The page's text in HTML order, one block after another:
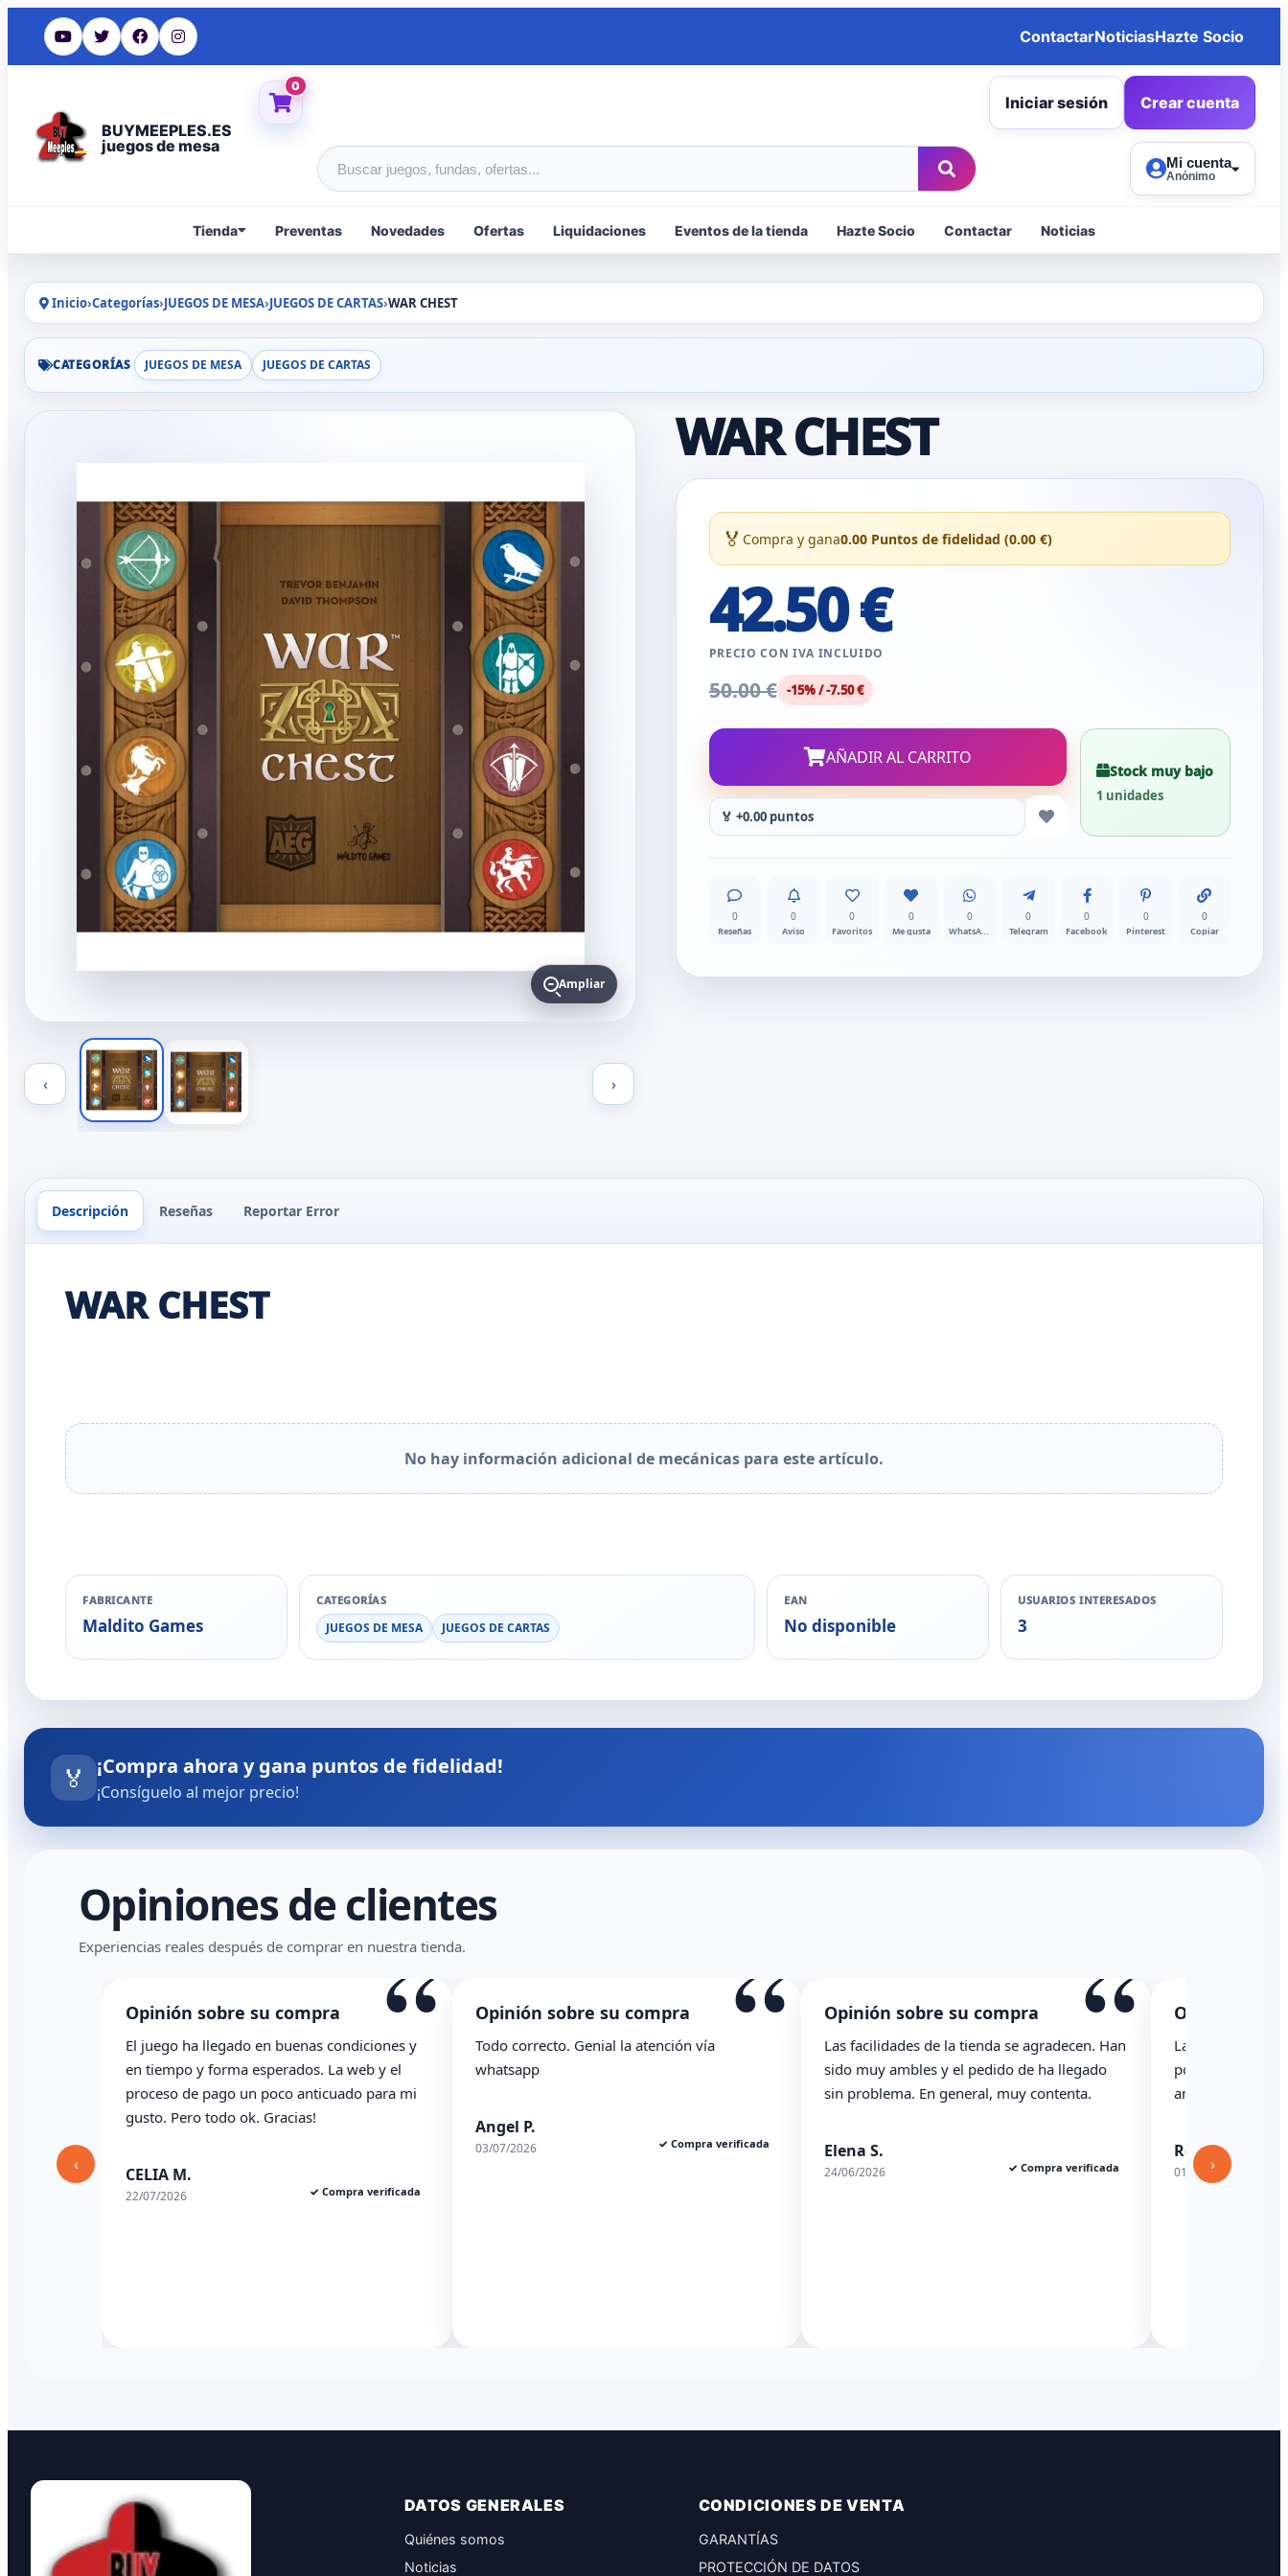
ContactarNoticiasHazte Socio
BUYMEEPLES.ES
juegos de mesa
0
Iniciar sesión Crear cuenta
Buscar productos
Mi cuenta
Anónimo
Tienda Preventas Novedades Ofertas Liquidaciones Eventos de la tienda Hazte Socio Contactar Noticias
Inicio›Categorías›JUEGOS DE MESA›JUEGOS DE CARTAS›WAR CHEST
CATEGORÍAS JUEGOS DE MESA JUEGOS DE CARTAS
Ampliar
‹ ›
WAR CHEST
🏅 Compra y gana0.00 Puntos de fidelidad (0.00 €)
42.50 €
PRECIO CON IVA INCLUIDO
50.00 € -15% / -7.50 €
AÑADIR AL CARRITO
🏅 +0.00 puntos
Stock muy bajo
1 unidades
0
Reseñas
0
Aviso
0
Favoritos
0
Me gusta
0
WhatsApp
0
Telegram
0
Facebook
0
Pinterest
0
Copiar
Descripción Reseñas Reportar Error
WAR CHEST
No hay información adicional de mecánicas para este artículo.
FABRICANTE
Maldito Games
CATEGORÍAS
JUEGOS DE MESA JUEGOS DE CARTAS
EAN
No disponible
USUARIOS INTERESADOS
3
🏅 ¡Compra ahora y gana puntos de fidelidad!
¡Consíguelo al mejor precio!
Opiniones de clientes
Experiencias reales después de comprar en nuestra tienda.
‹
“
Opinión sobre su compra
El juego ha llegado en buenas condiciones y
en tiempo y forma esperados. La web y el
proceso de pago un poco anticuado para mi
gusto. Pero todo ok. Gracias!
CELIA M.
22/07/2026 ✓ Compra verificada
“
Opinión sobre su compra
Todo correcto. Genial la atención vía
whatsapp
Angel P.
03/07/2026 ✓ Compra verificada
“
Opinión sobre su compra
Las facilidades de la tienda se agradecen. Han
sido muy ambles y el pedido de ha llegado
sin problema. En general, muy contenta.
Elena S.
24/06/2026 ✓ Compra verificada
Opinión
La caja ha
podría haber
anterioridad
Rexesito
01/06/2026
›
DATOS GENERALES
Quiénes somos
Noticias
CONDICIONES DE VENTA
GARANTÍAS
PROTECCIÓN DE DATOS